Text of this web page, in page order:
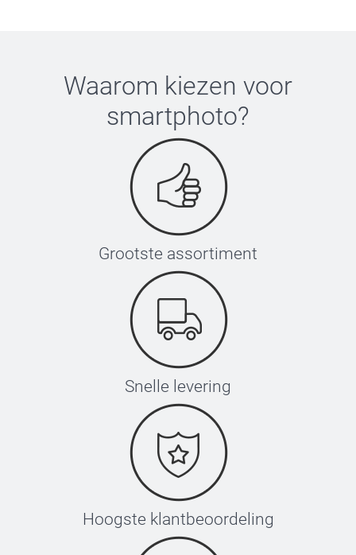
Waarom kiezen voor
smartphoto?
Grootste assortiment
Snelle levering
Hoogste klantbeoordeling